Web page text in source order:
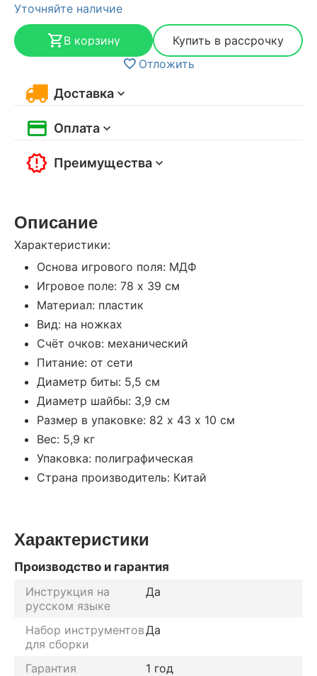
Уточняйте наличие
В корзину
Купить в рассрочку
Отложить
Доставка
Оплата
Преимущества
Описание
Характеристики:
Основа игрового поля: МДФ
Игровое поле: 78 х 39 см
Материал: пластик
Вид: на ножках
Счёт очков: механический
Питание: от сети
Диаметр биты: 5,5 см
Диаметр шайбы: 3,9 см
Размер в упаковке: 82 х 43 х 10 см
Вес: 5,9 кг
Упаковка: полиграфическая
Страна производитель: Китай
Характеристики
Производство и гарантия
Инструкция на
русском языке
Да
Набор инструментов
для сборки
Да
Гарантия
1 год